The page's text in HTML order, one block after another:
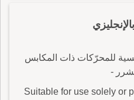
للمحرّكات ذات المكابس
-
Suitable for use solely or